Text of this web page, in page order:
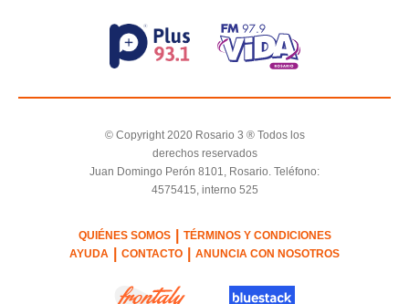
© Copyright 2020 Rosario 3 ® Todos los
derechos reservados
Juan Domingo Perón 8101, Rosario. Teléfono:
4575415, interno 525
QUIÉNES SOMOS
TÉRMINOS Y CONDICIONES
AYUDA
CONTACTO ANUNCIA CON NOSOTROS